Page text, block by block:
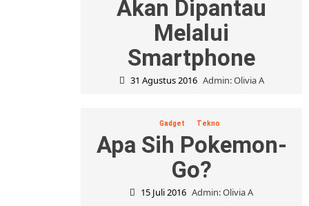
Akan Dipantau
Melalui
Smartphone
31 Agustus 2016 Admin: Olivia A
Gadget Tekno
Apa Sih Pokemon-
Go?
15 Juli 2016 Admin: Olivia A